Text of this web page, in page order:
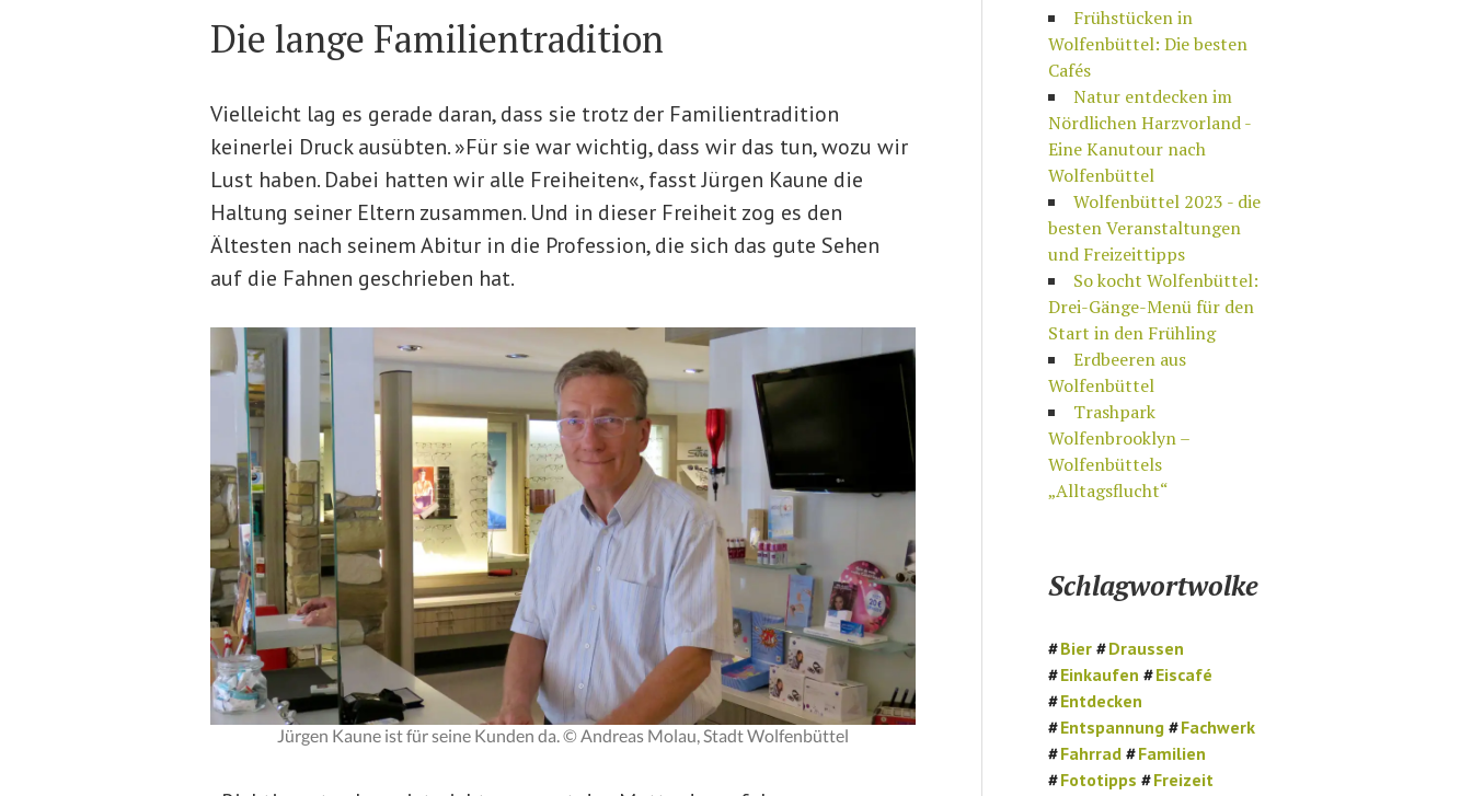
Die lange Familientradition
Vielleicht lag es gerade daran, dass sie trotz der Familientradition
keinerlei Druck ausübten. »Für sie war wichtig, dass wir das tun, wozu wir
Lust haben. Dabei hatten wir alle Freiheiten«, fasst Jürgen Kaune die
Haltung seiner Eltern zusammen. Und in dieser Freiheit zog es den
Ältesten nach seinem Abitur in die Profession, die sich das gute Sehen
auf die Fahnen geschrieben hat.
Jürgen Kaune ist für seine Kunden da. © Andreas Molau, Stadt Wolfenbüttel
Frühstücken in
Wolfenbüttel: Die besten
Cafés
Natur entdecken im
Nördlichen Harzvorland -
Eine Kanutour nach
Wolfenbüttel
Wolfenbüttel 2023 - die
besten Veranstaltungen
und Freizeittipps
So kocht Wolfenbüttel:
Drei-Gänge-Menü für den
Start in den Frühling
Erdbeeren aus
Wolfenbüttel
Trashpark
Wolfenbrooklyn –
Wolfenbüttels
„Alltagsflucht“
Schlagwortwolke
Bier
Draussen
Einkaufen
Eiscafé
Entdecken
Entspannung
Fachwerk
Fahrrad
Familien
Fototipps
Freizeit